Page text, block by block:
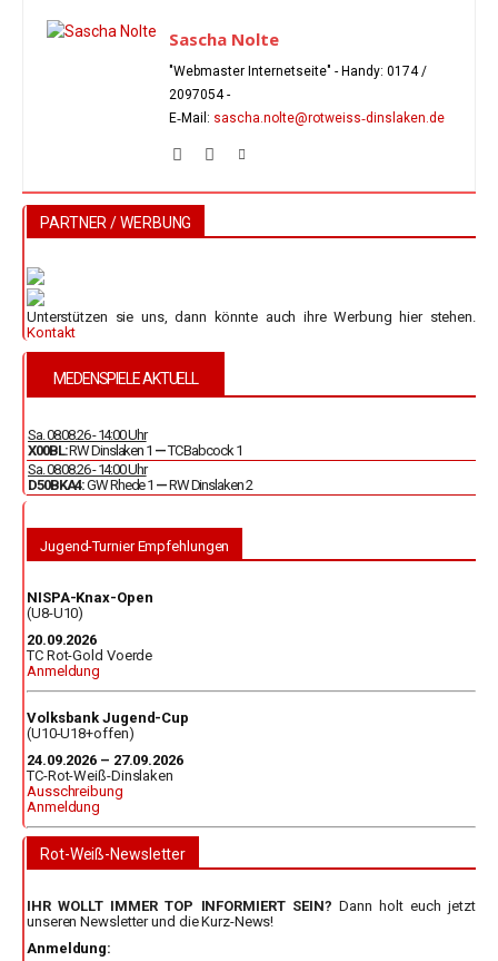
Sascha Nolte
"Webmaster Internetseite" - Handy: 0174 /
2097054-
E‑Mail: sascha.nolte@rotweiss‑dinslaken.de
PARTNER / WERBUNG
Unterstützen sie uns, dann könnte auch ihre Werbung hier stehen.
Kontakt
MEDENSPIELE AKTUELL
Sa. 08.08.26 - 14:00 Uhr
X00BL:RW Dinslaken 1 —TC Babcock 1
Sa. 08.08.26 - 14:00 Uhr
D50BKA4:GW Rhede 1 —RW Dinslaken 2
Jugend-Turnier Empfehlungen
NISPA-Knax-Open
(U8-U10)
20.09.2026
TC Rot-Gold Voerde
Anmeldung
Volksbank Jugend-Cup
(U10-U18+offen)
24.09.2026 – 27.09.2026
TC-Rot-Weiß-Dinslaken
Ausschreibung
Anmeldung
Rot-Weiß-Newsletter
IHR WOLLT IMMER TOP INFORMIERT SEIN? Dann holt euch jetzt
unseren Newsletter und die Kurz-News!
Anmeldung: